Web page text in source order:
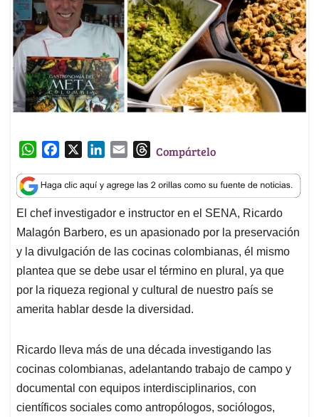
W
a
t
s
A
p
p
c
e
b
o
o
k
n
k
e
d
I
n
a
i
l
T
r
e
a
d
s
Compártelo
El chef investigador e instructor en el SENA, Ricardo
Malagón Barbero, es un apasionado por la preservación
y la divulgación de las cocinas colombianas, él mismo
plantea que se debe usar el término en plural, ya que
por la riqueza regional y cultural de nuestro país se
amerita hablar desde la diversidad.
Ricardo lleva más de una década investigando las
cocinas colombianas, adelantando trabajo de campo y
documental con equipos interdisciplinarios, con
científicos sociales como antropólogos, sociólogos,